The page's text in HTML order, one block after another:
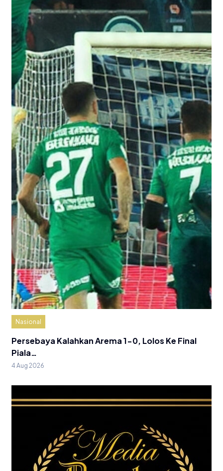
Nasional
Persebaya Kalahkan Arema 1-0, Lolos Ke Final
Piala…
4 Aug 2026